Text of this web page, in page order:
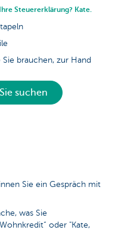
Steuererklärung? Kate.
brauchen, zur Hand
suchen
Sie ein Gespräch mit
was Sie
oder "Kate,